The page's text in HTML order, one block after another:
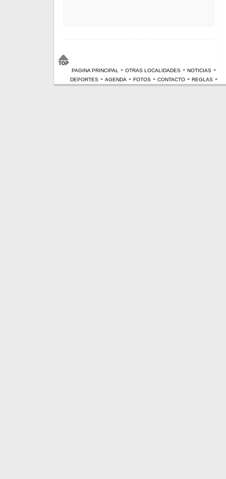
PAGINA PRINCIPAL - OTRAS LOCALIDADES - NOTICIAS -
DEPORTES - AGENDA - FOTOS - CONTACTO - REGLAS -